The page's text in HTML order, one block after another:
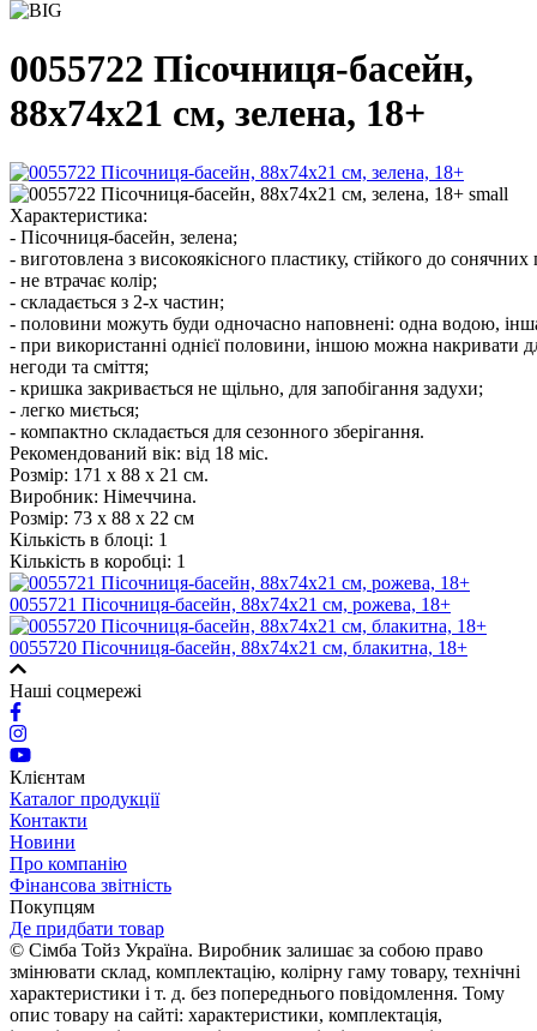
0055722 Пісочниця-басейн,
88х74х21 см, зелена, 18+
Характеристика:
- Пісочниця-басейн, зелена;
- виготовлена з високоякісного пластику, стійкого до сонячних
- не втрачає колір;
- складається з 2-х частин;
- половини можуть буди одночасно наповнені: одна водою,
- при використанні однієї половини, іншою можна накривати
негоди та сміття;
- кришка закривається не щільно, для запобігання задухи;
- легко миється;
- компактно складається для сезонного зберігання.
Рекомендований вік: від 18 міс.
Розмір: 171 х 88 х 21 см.
Виробник: Німеччина.
Розмір: 73 х 88 х 22 см
Кількість в блоці: 1
Кількість в коробці: 1
0055721 Пісочниця-басейн, 88х74х21 см, рожева, 18+
0055720 Пісочниця-басейн, 88х74х21 см, блакитна, 18+
Наші соцмережі
Клієнтам
Каталог продукції
Контакти
Новини
Про компанію
Фінансова звітність
Покупцям
Де придбати товар
© Сімба Тойз Україна. Виробник залишає за собою право
змінювати склад, комплектацію, колірну гаму товару, технічні
характеристики і т. д. без попереднього повідомлення. Тому
опис товару на сайті: характеристики, комплектація,